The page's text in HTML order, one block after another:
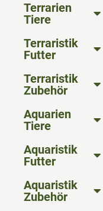
Terrarien
Tiere
Terraristik
Futter
Terraristik
Zubehör
Aquarien
Tiere
Aquaristik
Futter
Aquaristik
Zubehör